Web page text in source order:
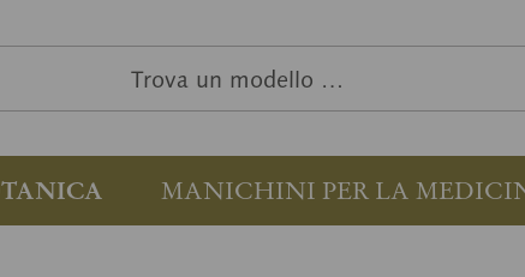
MANICHINI PER LA